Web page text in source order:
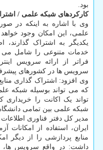
بود.
کارکردهای شبکه علمی /
وی با اشاره به اینکه در
علمی، این امکان وجود خواهد
یکدیگر به اشتراک گذارند،
خدمات متنوعی را شامل می
فراتر از ارائه سرویس
سرویس ها در کشورهای
وی افزود: اشتراک گذاری
که می تواند بوسیله شبکه
تواند یک اکانت را خریداری
شبکه علمی بین تمامی دانشگاه
مدیر کل دفتر فناوری
ایران، استفاده از
منابع پردازشی را از دیگر
داشت: در واقع سرویس ها،